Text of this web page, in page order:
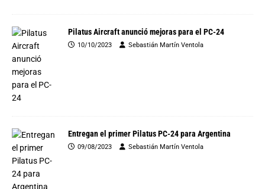
Pilatus Aircraft anunció mejoras para el PC-24
10/10/2023 Sebastián Martín Ventola
Entregan el primer Pilatus PC-24 para Argentina
09/08/2023 Sebastián Martín Ventola